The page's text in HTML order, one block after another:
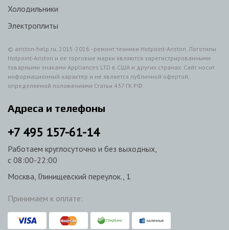
Холодильники
Электроплиты
© ariston-help.ru, 2015-2026 - ремонт техники Hotpoint-Ariston. Логотипы
Hotpoint-Ariston и ее торговые марки являются зарегистрированными
товарными знаками Appliances LTD в США и других странах. Сайт носит
информационный характер и не является публичной офертой,
определяемой положениями Статьи 437 ГК РФ.
Адреса и телефоны
+7 495 157-61-14
Работаем круглосуточно и без выходных,
с 08:00-22:00
Москва, Глинищевский переулок., 1
Принимаем к оплате: